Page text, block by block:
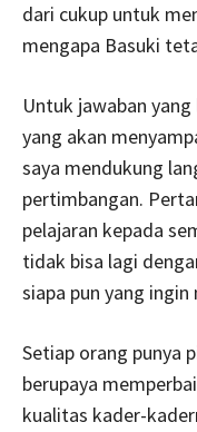
dari cukup untuk
mengapa Basuki
Untuk jawaban
yang akan
saya mendukung
pertimbangan.
pelajaran kepada
tidak bisa lagi
siapa pun yang
Setiap orang punya
berupaya
kualitas kader-